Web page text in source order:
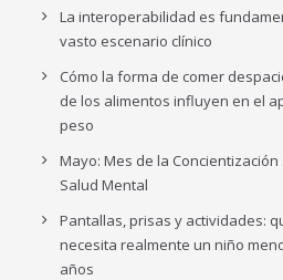
La interoperabilidad es
vasto escenario clínico
Cómo la forma de comer
de los alimentos influyen en el
peso
Mayo: Mes de la
Salud Mental
Pantallas, prisas y actividades:
necesita realmente un niño
años